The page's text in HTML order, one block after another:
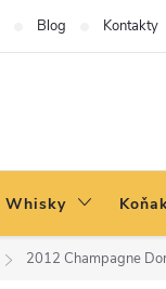
Blog Kontakty
Whisky
2012 Champagne